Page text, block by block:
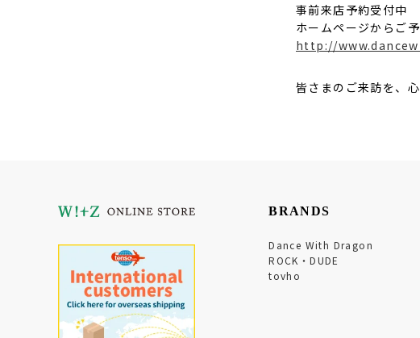
事前来店予約受付中
ホームページからご予
http://
皆さまのご来訪を、
BRANDS
Dance With Dragon
ROCK・DUDE
tovho